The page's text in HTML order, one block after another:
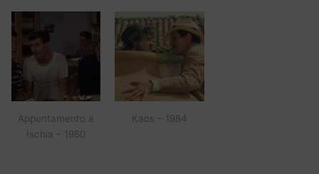
Appuntamento a
Ischia – 1960
Kaos – 1984